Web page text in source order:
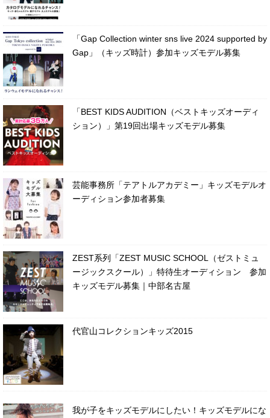
「Gap Collection winter sns live 2024 supported by
Gap」（キッズ時計）参加キッズモデル募集
「BEST KIDS AUDITION（ベストキッズオーディ
ション）」第19回出場キッズモデル募集
芸能事務所「テアトルアカデミー」キッズモデルオ
ーディション参加者募集
ZEST系列「ZEST MUSIC SCHOOL（ゼストミュ
ージックスクール）」特待生オーディション 参加
キッズモデル募集｜中部名古屋
代官山コレクションキッズ2015
我が子をキッズモデルにしたい！キッズモデルにな